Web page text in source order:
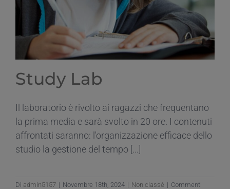
FAP!
Study Lab
Il laboratorio è rivolto ai ragazzi che frequentano
la prima media e sarà svolto in 20 ore. I contenuti
affrontati saranno: l'organizzazione efficace dello
studio la gestione del tempo [...]
Di admin5157 | Novembre 18th, 2024 | Non classé | Commenti